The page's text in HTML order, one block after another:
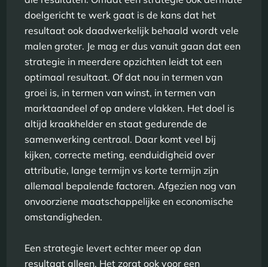
doelgericht te werk gaat is de kans dat het
resultaat ook daadwerkelijk behaald wordt vele
malen groter. Je mag er dus vanuit gaan dat een
strategie in meerdere opzichten leidt tot een
optimaal resultaat. Of dat nou in termen van
groei is, in termen van winst, in termen van
marktaandeel of op andere vlakken. Het doel is
altijd kraakhelder en staat gedurende de
samenwerking centraal. Daar komt veel bij
kijken, correcte meting, eenduidigheid over
attributie, lange termijn vs korte termijn zijn
allemaal bepalende factoren. Afgezien nog van
onvoorziene maatschappelijke en economische
omstandigheden.
Een strategie levert echter meer op dan
resultaat alleen. Het zorgt ook voor een